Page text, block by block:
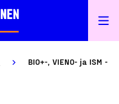
BIO+-, VIENO- ja ISM -